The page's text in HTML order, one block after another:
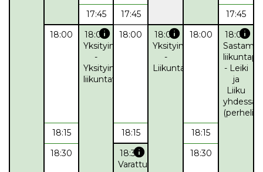
17:45 17:45
17:45
18:00
18:00info
Yksityinen
-
Yksityinen
liikuntavuoro
18:00 18:00info
Yksityinen
-
Liikuntaryhmä
18:00 18:00info
- Leiki
ja
Liiku
yhdessä
18:15
18:15
18:15
18:30
18:30info
Varattu
18:30